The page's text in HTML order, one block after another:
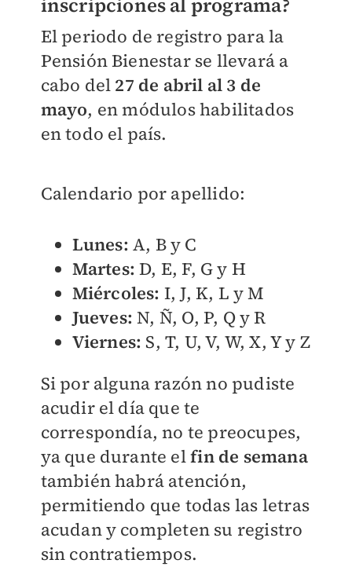
El periodo de registro para la
Pensión Bienestar se llevará a
cabo del 27 de abril al 3 de
mayo, en módulos habilitados
en todo el país.
Calendario por apellido:
Lunes: A, B y C
Martes:D, E, F, G y H
Miércoles: I, J, K, L y M
Jueves:N, Ñ, O, P, Q y R
Viernes: S, T, U, V, W, X, Y y Z
Si por alguna razón no pudiste
acudir el día que te
correspondía, no te preocupes,
ya que durante elfin de semana
también habrá atención,
permitiendo que todas las letras
acudan y completen su registro
sin contratiempos.